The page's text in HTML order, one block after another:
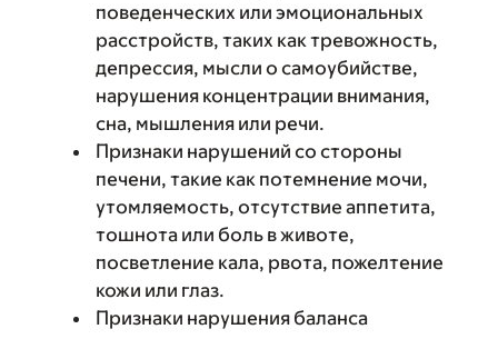
поведенческих или эмоциональных
расстройств, таких как тревожность,
депрессия, мысли о самоубийстве,
нарушения концентрации внимания,
сна, мышления или речи.
Признаки нарушений со стороны
печени, такие как потемнение мочи,
утомляемость, отсутствие аппетита,
тошнота или боль в животе,
посветление кала, рвота, пожелтение
кожи или глаз.
Признаки нарушения баланса